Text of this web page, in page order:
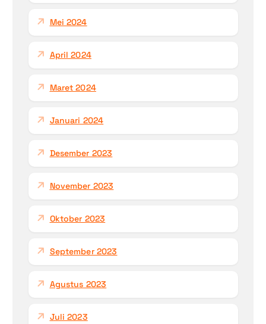
Mei 2024
April 2024
Maret 2024
Januari 2024
Desember 2023
November 2023
Oktober 2023
September 2023
Agustus 2023
Juli 2023